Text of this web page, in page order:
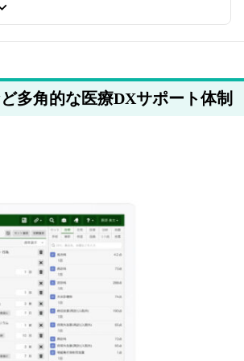
多角的な医療DXサポート体制